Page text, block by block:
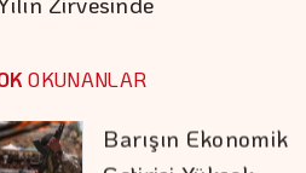
OKUNANLARGetirisi Yüksek
Sigaraya Yeni Zam